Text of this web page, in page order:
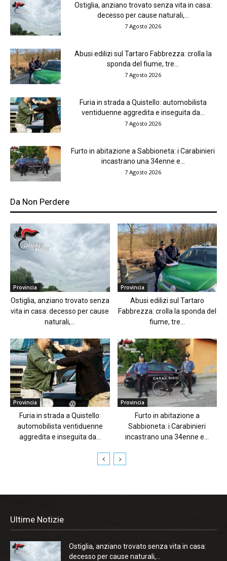
Ostiglia, anziano trovato senza vita in casa:
decesso per cause naturali,...
7 Agosto 2026
Abusi edilizi sul Tartaro Fabbrezza: crolla la
sponda del fiume, tre...
7 Agosto 2026
Furia in strada a Quistello: automobilista
ventiduenne aggredita e inseguita da...
7 Agosto 2026
Furto in abitazione a Sabbioneta: i Carabinieri
incastrano una 34enne e...
7 Agosto 2026
Da Non Perdere
Provincia
Ostiglia, anziano trovato senza
vita in casa: decesso per cause
naturali,...
Provincia
Abusi edilizi sul Tartaro
Fabbrezza: crolla la sponda del
fiume, tre...
Provincia
Furia in strada a Quistello:
automobilista ventiduenne
aggredita e inseguita da...
Provincia
Furto in abitazione a
Sabbioneta: i Carabinieri
incastrano una 34enne e...
Ultime Notizie
Ostiglia, anziano trovato senza vita in casa:
decesso per cause naturali,...